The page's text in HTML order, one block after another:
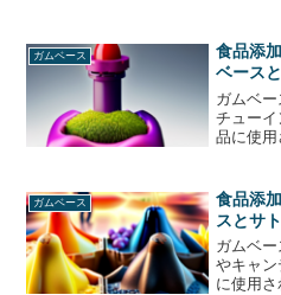
天然由来
です。
ガムベース
食品添
ベース
ガムベ
チュー
品に使
ベース
常に重
ガムベース
食品添
スとサ
ガムベ
やキャ
に使用